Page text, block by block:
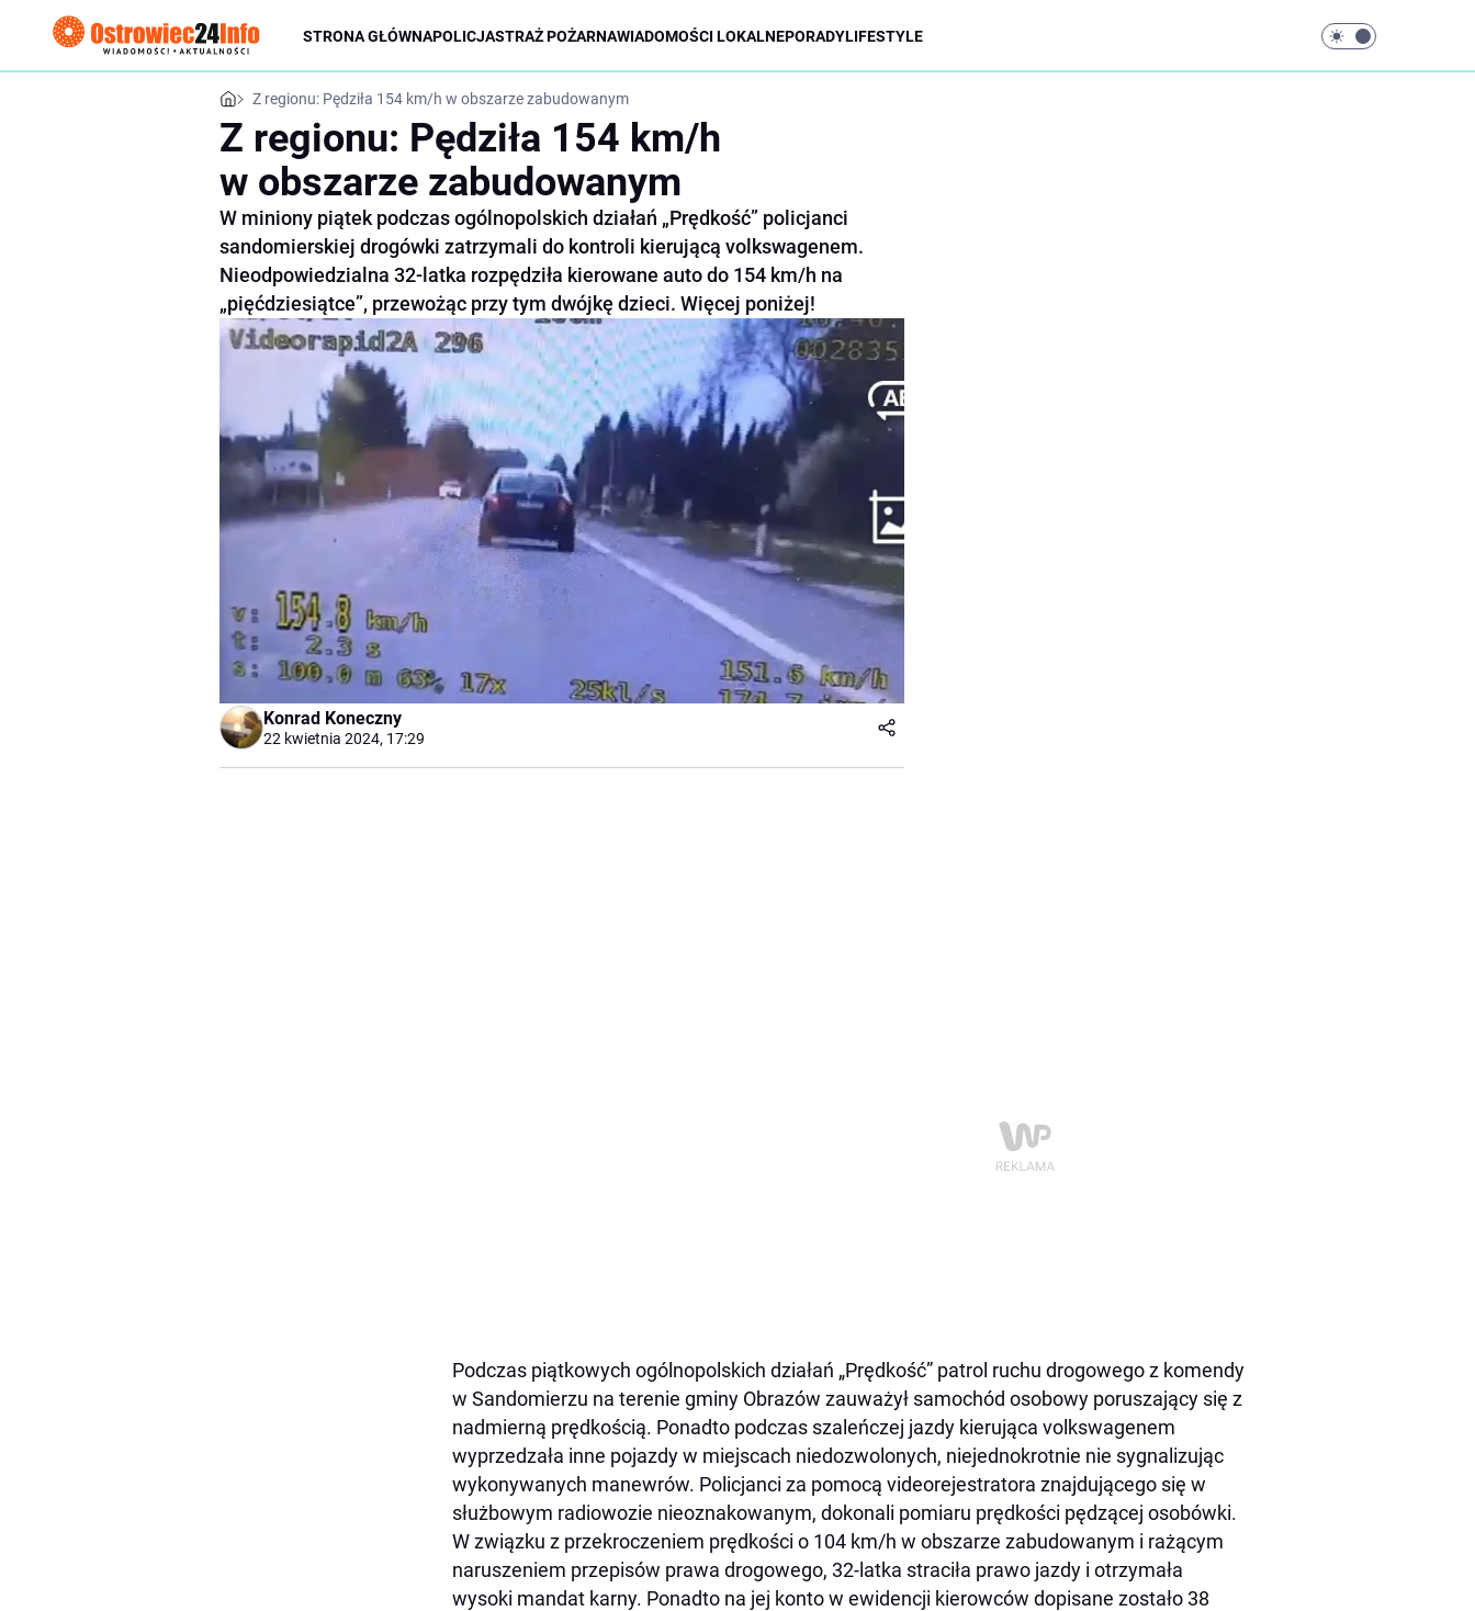
STRONA GŁÓWNAPOLICJASTRAŻ POŻARNAWIADOMOŚCI LOKALNEPORADYLIFESTYLE
Z regionu: Pędziła 154 km/h w obszarze zabudowanym
Z regionu: Pędziła 154 km/h
w obszarze zabudowanym
W miniony piątek podczas ogólnopolskich działań „Prędkość” policjanci
sandomierskiej drogówki zatrzymali do kontroli kierującą volkswagenem.
Nieodpowiedzialna 32-latka rozpędziła kierowane auto do 154 km/h na
„pięćdziesiątce”, przewożąc przy tym dwójkę dzieci. Więcej poniżej!
Konrad Koneczny
22 kwietnia 2024, 17:29
Podczas piątkowych ogólnopolskich działań „Prędkość” patrol ruchu drogowego z komendy
w Sandomierzu na terenie gminy Obrazów zauważył samochód osobowy poruszający się z
nadmierną prędkością. Ponadto podczas szaleńczej jazdy kierująca volkswagenem
wyprzedzała inne pojazdy w miejscach niedozwolonych, niejednokrotnie nie sygnalizując
wykonywanych manewrów. Policjanci za pomocą videorejestratora znajdującego się w
służbowym radiowozie nieoznakowanym, dokonali pomiaru prędkości pędzącej osobówki.
W związku z przekroczeniem prędkości o 104 km/h w obszarze zabudowanym i rażącym
naruszeniem przepisów prawa drogowego, 32-latka straciła prawo jazdy i otrzymała
wysoki mandat karny. Ponadto na jej konto w ewidencji kierowców dopisane zostało 38